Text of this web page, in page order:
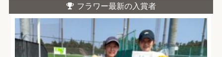
フラワー最新の入賞者